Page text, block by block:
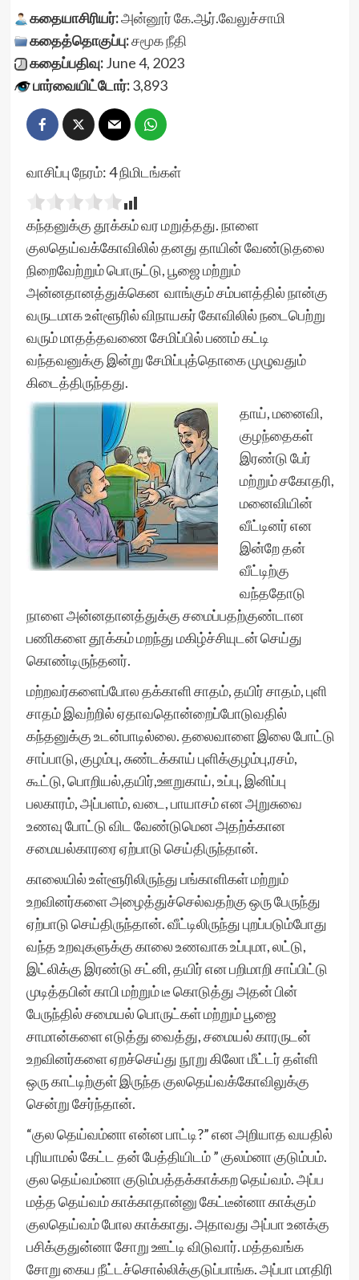
கதையாசிரியர்:அன்னூர் கே.ஆர்.வேலுச்சாமி
கதைத்தொகுப்பு:சமூக நீதி
கதைப்பதிவு:June 4, 2023
பார்வையிட்டோர்:3,893
வாசிப்பு நேரம்:4நிமிடங்கள்
கந்தனுக்கு தூக்கம் வர மறுத்தது. நாளை
குலதெய்வக்கோவிலில் தனது தாயின் வேண்டுதலை
நிறைவேற்றும் பொருட்டு, பூஜை மற்றும்
அன்னதானத்துக்கென வாங்கும் சம்பளத்தில் நான்கு
வருடமாக உள்ளூரில் விநாயகர் கோவிலில் நடைபெற்று
வரும் மாதத்தவணை சேமிப்பில் பணம் கட்டி
வந்தவனுக்கு இன்று சேமிப்புத்தொகை முழுவதும்
கிடைத்திருந்தது.
தாய், மனைவி,
குழந்தைகள்
இரண்டு பேர்
மற்றும் சகோதரி,
மனைவியின்
வீட்டினர் என
இன்றே தன்
வீட்டிற்கு
வந்ததோடு
நாளை அன்னதானத்துக்கு சமைப்பதற்குண்டான
பணிகளை தூக்கம் மறந்து மகிழ்ச்சியுடன் செய்து
கொண்டிருந்தனர்.
மற்றவர்களைப்போல தக்காளி சாதம், தயிர் சாதம், புளி
சாதம் இவற்றில் ஏதாவதொன்றைப்போடுவதில்
கந்தனுக்கு உடன்பாடில்லை. தலைவாளை இலை போட்டு
சாப்பாடு, குழம்பு, சுண்டக்காய் புளிக்குழம்பு,ரசம்,
கூட்டு, பொறியல்,தயிர்,ஊறுகாய், உப்பு, இனிப்பு
பலகாரம், அப்பளம், வடை, பாயாசம் என அறுசுவை
உணவு போட்டு விட வேண்டுமென அதற்க்கான
சமையல்காரரை ஏற்பாடு செய்திருந்தான்.
காலையில் உள்ளூரிலிருந்து பங்காளிகள் மற்றும்
உறவினர்களை அழைத்துச்செல்வதற்கு ஒரு பேருந்து
ஏற்பாடு செய்திருந்தான். வீட்டிலிருந்து புறப்படும்போது
வந்த உறவுகளுக்கு காலை உணவாக உப்புமா, லட்டு,
இட்லிக்கு இரண்டு சட்னி, தயிர் என பறிமாறி சாப்பிட்டு
முடித்தபின் காபி மற்றும் டீ கொடுத்து அதன் பின்
பேருந்தில் சமையல் பொருட்கள் மற்றும் பூஜை
சாமான்களை எடுத்து வைத்து, சமையல் காரருடன்
உறவினர்களை ஏறச்செய்து நூறு கிலோ மீட்டர் தள்ளி
ஒரு காட்டிற்குள் இருந்த குலதெய்வக்கோவிலுக்கு
சென்று சேர்ந்தான்.
“குல தெய்வம்னா என்ன பாட்டி?” என அறியாத வயதில்
புரியாமல் கேட்ட தன் பேத்தியிடம் ” குலம்னா குடும்பம்.
குல தெய்வம்னா குடும்பத்தக்காக்கற தெய்வம். அப்ப
மத்த தெய்வம் காக்காதான்னு கேட்டீன்னா காக்கும்
குலதெய்வம் போல காக்காது. அதாவது அப்பா உனக்கு
பசிக்குதுன்னா சோறு ஊட்டி விடுவார். மத்தவங்க
சோறு கைய நீட்டச்சொல்லிக்குடுப்பாங்க. அப்பா மாதிரி